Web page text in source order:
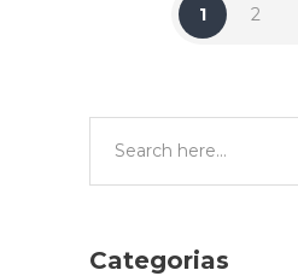
1 2
Categorias